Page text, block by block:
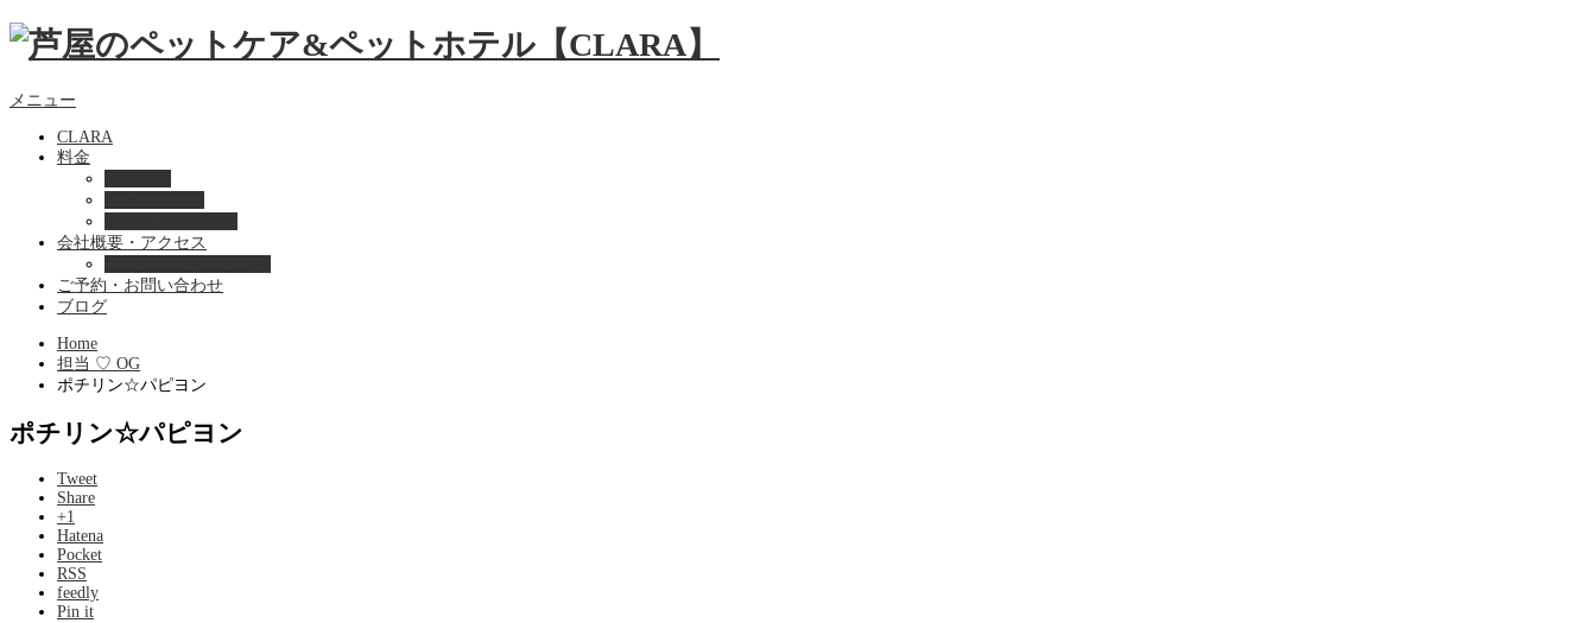
メニュー
CLARA
料金
会社概要・アクセス
ご予約・お問い合わせ
ブログ
Home
担当 ♡ OG
ポチリン☆パピヨン
ポチリン☆パピヨン
Tweet
Share
+1
Hatena
Pocket
RSS
feedly
Pin it